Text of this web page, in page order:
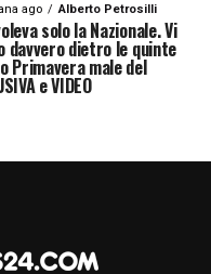
ago Alberto Petrosilli
solo la Nazionale. Vi
davvero dietro le quinte
Primavera male del
e VIDEO